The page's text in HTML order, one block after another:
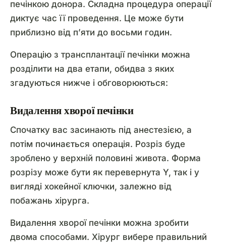
печінкою донора. Складна процедура операції
диктує час її проведення. Це може бути
приблизно від п’яти до восьми годин.
Операцію з трансплантації печінки можна
розділити на два етапи, обидва з яких
згадуються нижче і обговорюються:
Видалення хворої печінки
Спочатку вас засинають під анестезією, а
потім починається операція. Розріз буде
зроблено у верхній половині живота. Форма
розрізу може бути як перевернута Y, так і у
вигляді хокейної ключки, залежно від
побажань хірурга.
Видалення хворої печінки можна зробити
двома способами. Хірург вибере правильний